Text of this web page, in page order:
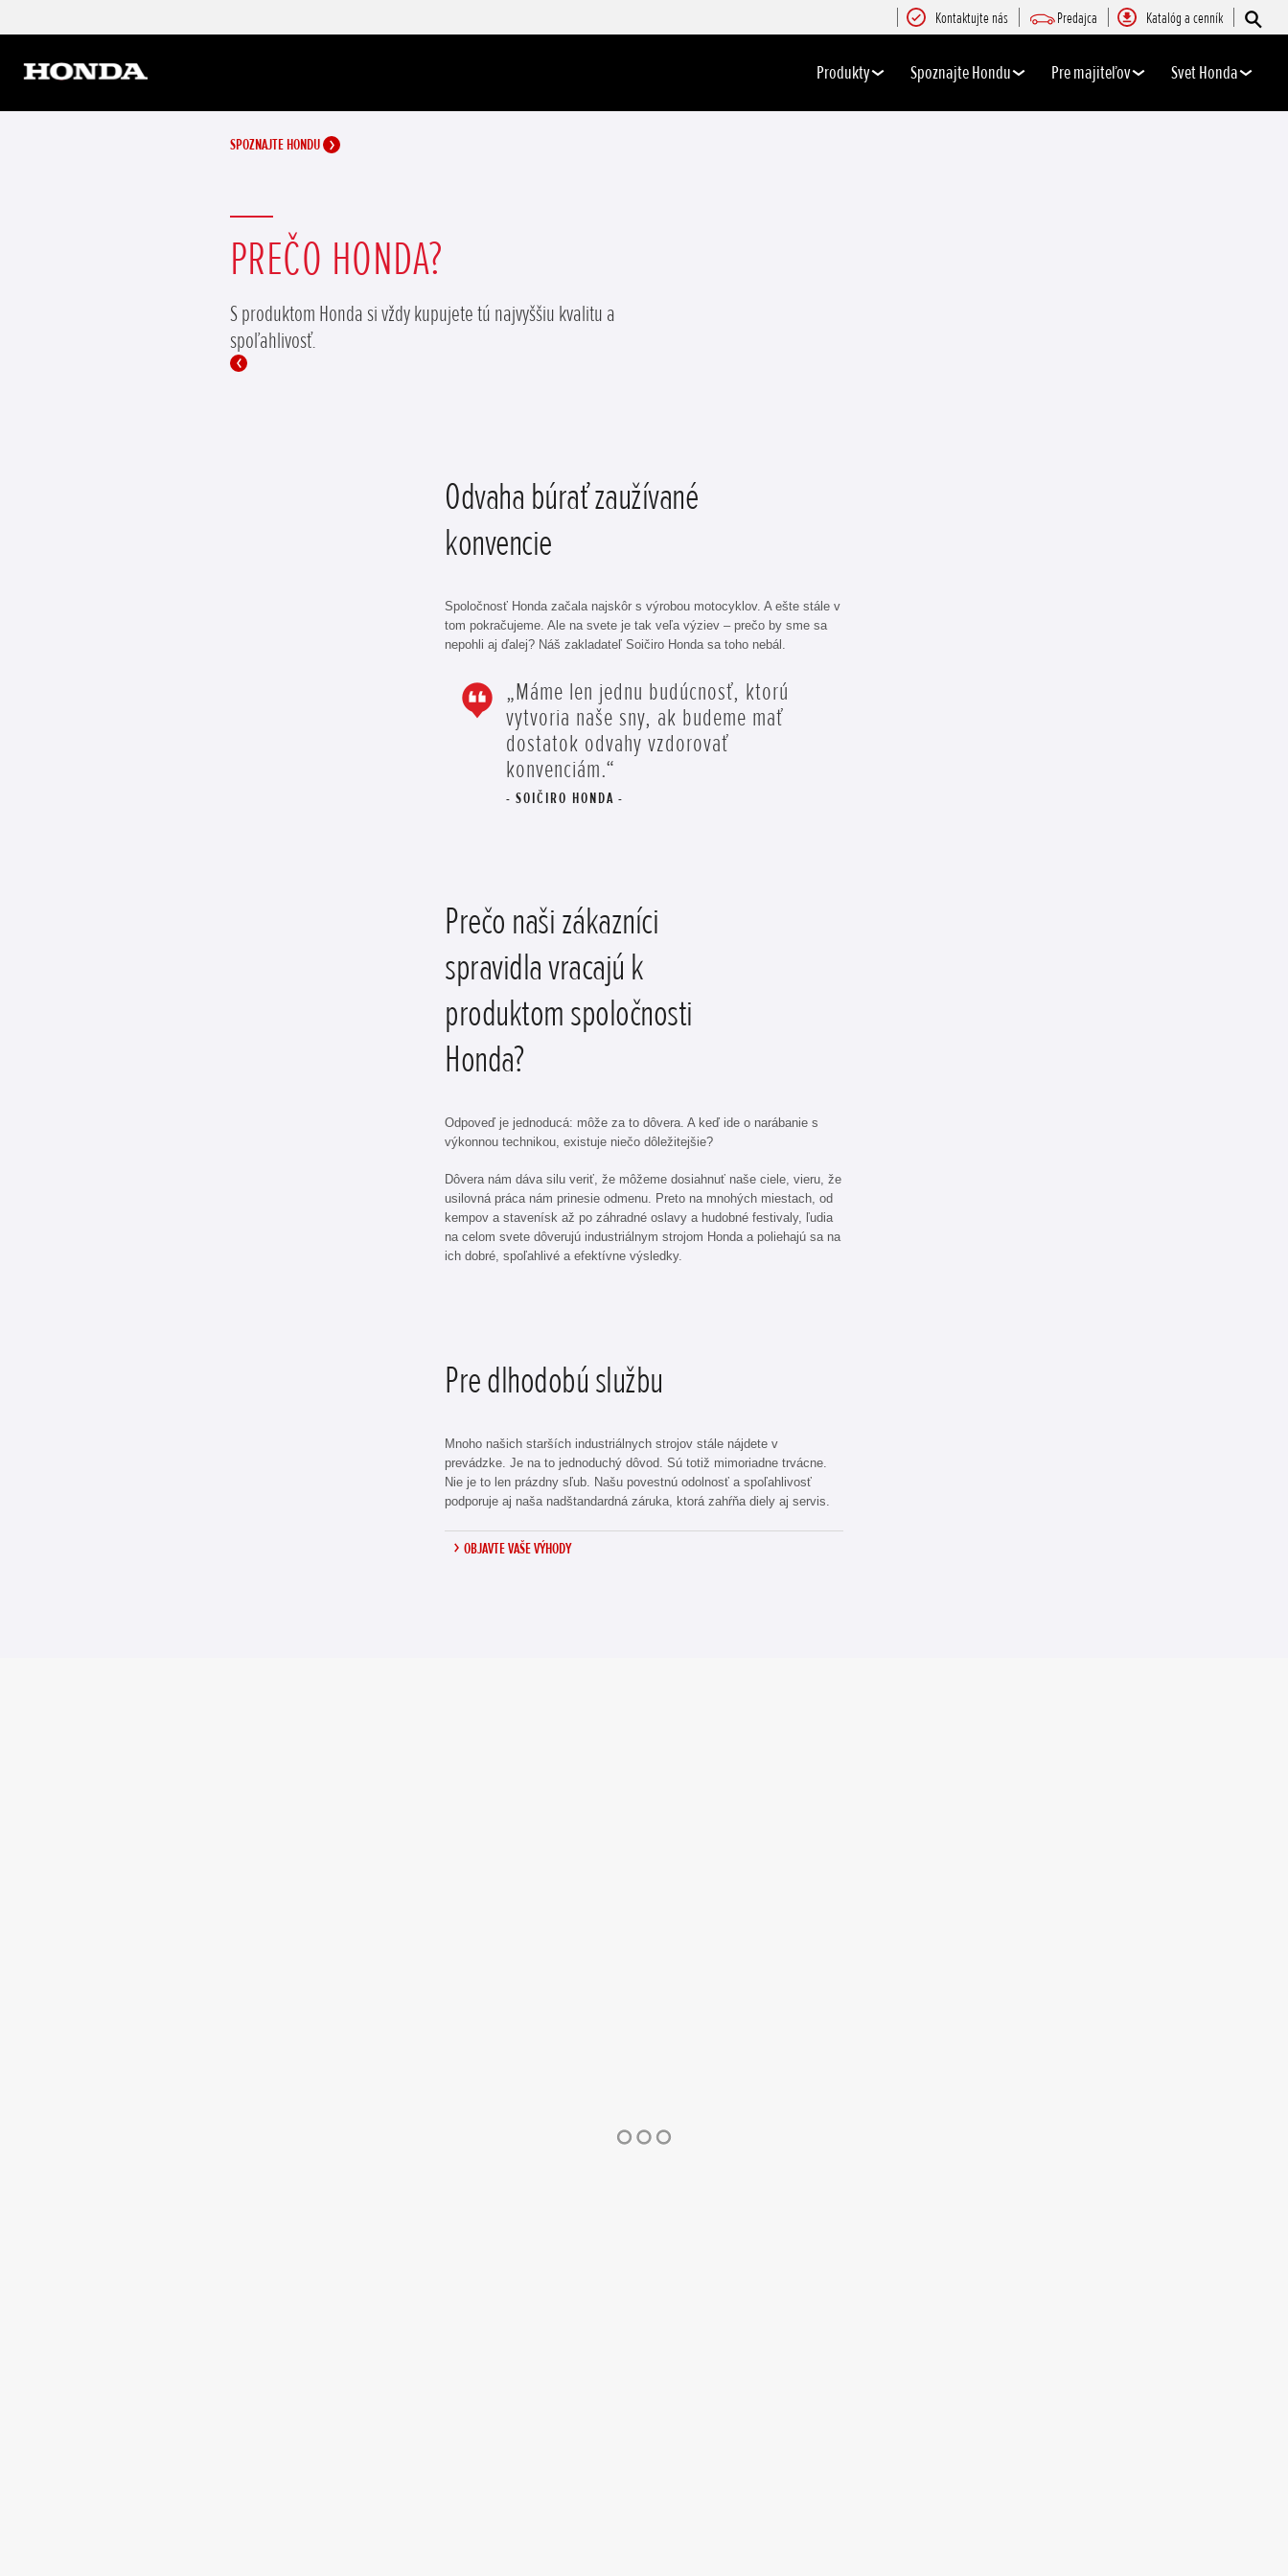
Kontaktujte nás Predajca Katalóg a cenník
Produkty Spoznajte Hondu Pre majiteľov Svet Honda
SPOZNAJTE HONDU
PREČO HONDA?
S produktom Honda si vždy kupujete tú najvyššiu kvalitu a
spoľahlivosť.
Odvaha búrať zaužívané
konvencie
Spoločnosť Honda začala najskôr s výrobou motocyklov. A ešte stále v
tom pokračujeme. Ale na svete je tak veľa výziev – prečo by sme sa
nepohli aj ďalej? Náš zakladateľ Soičiro Honda sa toho nebál.
„Máme len jednu budúcnosť, ktorú
vytvoria naše sny, ak budeme mať
dostatok odvahy vzdorovať
konvenciám.“
SOIČIRO HONDA
Prečo naši zákazníci
spravidla vracajú k
produktom spoločnosti
Honda?
Odpoveď je jednoducá: môže za to dôvera. A keď ide o narábanie s
výkonnou technikou, existuje niečo dôležitejšie?
Dôvera nám dáva silu veriť, že môžeme dosiahnuť naše ciele, vieru, že
usilovná práca nám prinesie odmenu. Preto na mnohých miestach, od
kempov a stavenísk až po záhradné oslavy a hudobné festivaly, ľudia
na celom svete dôverujú industriálnym strojom Honda a poliehajú sa na
ich dobré, spoľahlivé a efektívne výsledky.
Pre dlhodobú službu
Mnoho našich starších industriálnych strojov stále nájdete v
prevádzke. Je na to jednoduchý dôvod. Sú totiž mimoriadne trvácne.
Nie je to len prázdny sľub. Našu povestnú odolnosť a spoľahlivosť
podporuje aj naša nadštandardná záruka, ktorá zahŕňa diely aj servis.
OBJAVTE VAŠE VÝHODY